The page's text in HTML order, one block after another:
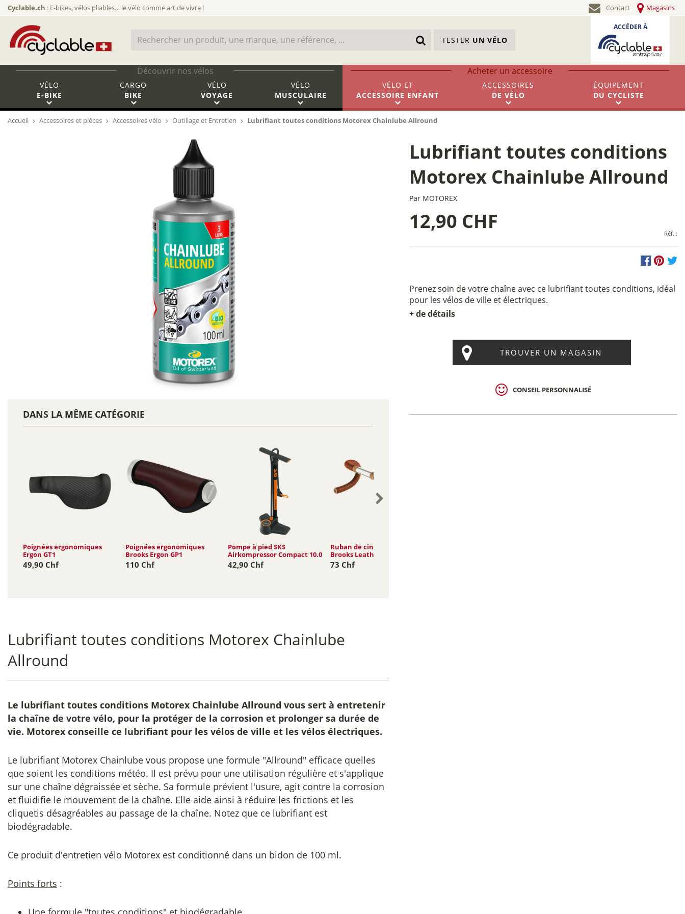
Cyclable.ch : E-bikes, vélos pliables… le vélo comme art de vivre ! Contact Magasins
TESTER UN VÉLO
ACCÉDER À
Découvrir nos vélos Acheter un accessoire
VÉLO
E-BIKE
CARGO
BIKE
VÉLO
VOYAGE
VÉLO
MUSCULAIRE
VÉLO ET
ACCESSOIRE ENFANT
ACCESSOIRES
DE VÉLO
ÉQUIPEMENT
DU CYCLISTE
Accueil Accessoires et pièces Accessoires vélo Outillage et Entretien Lubrifiant toutes conditions Motorex Chainlube Allround
Lubrifiant toutes conditions
Motorex Chainlube Allround
Par MOTOREX
12,90 CHF Réf. :
Prenez soin de votre chaîne avec ce lubrifiant toutes conditions, idéal
pour les vélos de ville et électriques.
+ de détails
TROUVER UN MAGASIN
CONSEIL PERSONNALISÉ
DANS LA MÊME CATÉGORIE
Poignées ergonomiques
Ergon GT1
49,90 Chf
Poignées ergonomiques
Brooks Ergon GP1
110 Chf
Pompe à pied SKS
Airkompressor Compact 10.0
42,90 Chf
Ruban de cintre en cuir
Brooks Leather
73 Chf
Lubrifiant toutes conditions Motorex Chainlube
Allround
Le lubrifiant toutes conditions Motorex Chainlube Allround vous sert à entretenir
la chaîne de votre vélo, pour la protéger de la corrosion et prolonger sa durée de
vie. Motorex conseille ce lubrifiant pour les vélos de ville et les vélos électriques.
Le lubrifiant Motorex Chainlube vous propose une formule "Allround" efficace quelles
que soient les conditions météo. Il est prévu pour une utilisation régulière et s'applique
sur une chaîne dégraissée et sèche. Sa formule prévient l'usure, agit contre la corrosion
et fluidifie le mouvement de la chaîne. Elle aide ainsi à réduire les frictions et les
cliquetis désagréables au passage de la chaîne. Notez que ce lubrifiant est
biodégradable.
Ce produit d'entretien vélo Motorex est conditionné dans un bidon de 100 ml.
Points forts :